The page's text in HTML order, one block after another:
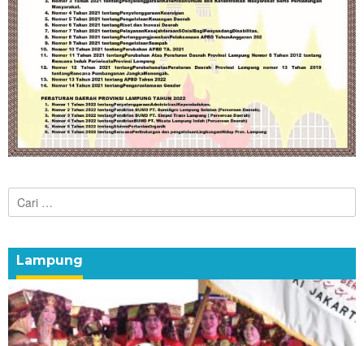
Cari
untuk:
Lampung